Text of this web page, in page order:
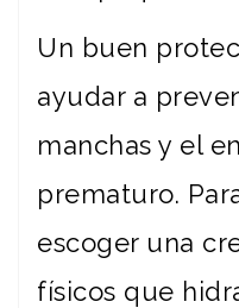
Un buen
ayudar a
manchas y el
prematuro.
escoger una
físicos que